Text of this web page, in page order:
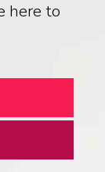
here to